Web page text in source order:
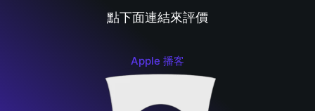
點下面連結來評價
Apple 播客